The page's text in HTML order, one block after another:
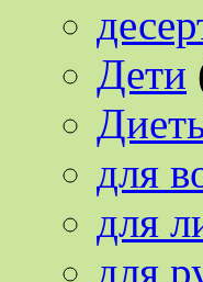
Дети
для
для
для